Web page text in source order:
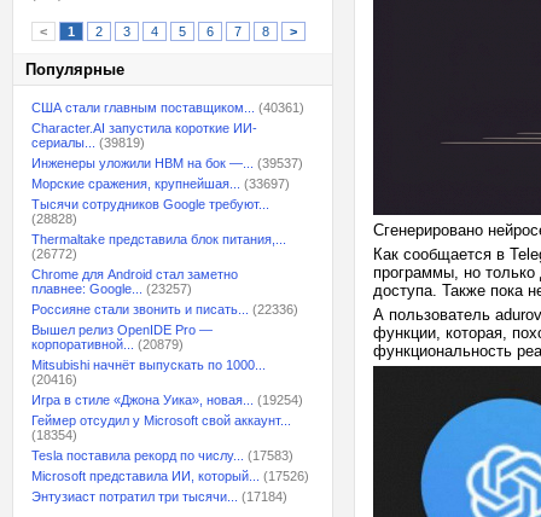
< 1 2 3 4 5 6 7 8 >
Популярные
США стали главным поставщиком...
(40361)
Character.AI запустила короткие ИИ-
сериалы...
(39819)
Инженеры уложили HBM на бок —...
(39537)
Морские сражения, крупнейшая...
(33697)
Тысячи сотрудников Google требуют...
(28828)
Thermaltake представила блок питания,...
(26772)
Chrome для Android стал заметно
плавнее: Google...
(23257)
Россияне стали звонить и писать...
(22336)
Вышел релиз OpenIDE Pro —
корпоративной...
(20879)
Mitsubishi начнёт выпускать по 1000...
(20416)
Игра в стиле «Джона Уика», новая...
(19254)
Геймер отсудил у Microsoft свой аккаунт...
(18354)
Tesla поставила рекорд по числу...
(17583)
Microsoft представила ИИ, который...
(17526)
Энтузиаст потратил три тысячи...
(17184)
Сгенерировано
Как сообщается в
программы, но
доступа. Также пока
А пользователь
функции, которая,
функциональность